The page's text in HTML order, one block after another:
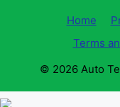
Home
Terms
© 2026 Auto